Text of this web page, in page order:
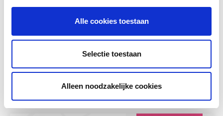
Alle cookies toestaan
Selectie toestaan
Alleen noodzakelijke cookies
Andere bezoekers bekeken ook
Gerelateerd lesmateriaal